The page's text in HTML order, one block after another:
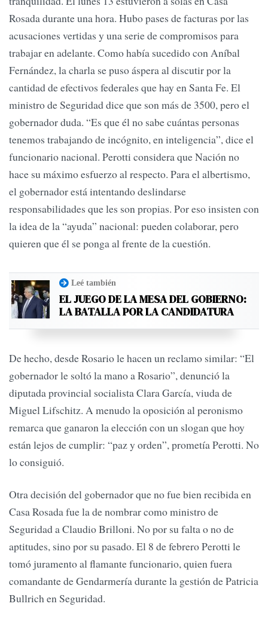
Rosada durante una hora. Hubo pases de facturas por las
acusaciones vertidas y una serie de compromisos para
trabajar en adelante. Como había sucedido con Aníbal
Fernández, la charla se puso áspera al discutir por la
cantidad de efectivos federales que hay en Santa Fe. El
ministro de Seguridad dice que son más de 3500, pero el
gobernador duda. “Es que él no sabe cuántas personas
tenemos trabajando de incógnito, en inteligencia”, dice el
funcionario nacional. Perotti considera que Nación no
hace su máximo esfuerzo al respecto. Para el albertismo,
el gobernador está intentando deslindarse
responsabilidades que les son propias. Por eso insisten con
la idea de la “ayuda” nacional: pueden colaborar, pero
quieren que él se ponga al frente de la cuestión.
Leé también
EL JUEGO DE LA MESA DEL GOBIERNO:
LA BATALLA POR LA CANDIDATURA
De hecho, desde Rosario le hacen un reclamo similar: “El
gobernador le soltó la mano a Rosario”, denunció la
diputada provincial socialista Clara García, viuda de
Miguel Lifschitz. A menudo la oposición al peronismo
remarca que ganaron la elección con un slogan que hoy
están lejos de cumplir: “paz y orden”, prometía Perotti. No
lo consiguió.
Otra decisión del gobernador que no fue bien recibida en
Casa Rosada fue la de nombrar como ministro de
Seguridad a Claudio Brilloni. No por su falta o no de
aptitudes, sino por su pasado. El 8 de febrero Perotti le
tomó juramento al flamante funcionario, quien fuera
comandante de Gendarmería durante la gestión de Patricia
Bullrich en Seguridad.